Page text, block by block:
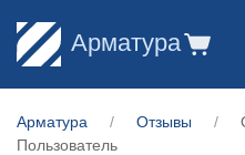
Арматура
Арматура Отзывы
Пользователь